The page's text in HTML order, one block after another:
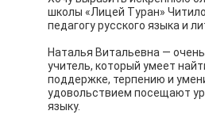
школы «Лицей Туран»
педагогу русского языка и
Наталья Витальевна —
учитель, который умеет
поддержке, терпению и
удовольствием посещают
языку.